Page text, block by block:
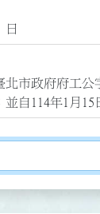
日
北市政府府工公
自114年1月15